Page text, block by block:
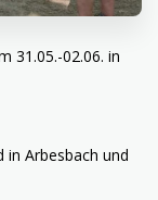
31.05.-02.06. in
Arbesbach und